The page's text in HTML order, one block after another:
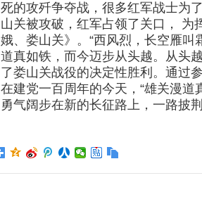
死的攻歼争夺战，很多红军战士为
山关被攻破，红军占领了关口， 为
娥、娄山关》。“西风烈，长空雁
道真如铁，而今迈步从头越。从头
了娄山关战役的决定性胜利。通过
在建党一百周年的今天，“雄关漫
勇气阔步在新的长征路上，一路披